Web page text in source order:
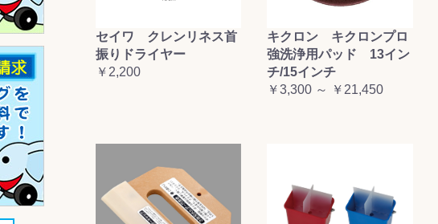
セイワ クレンリネス首
振りドライヤー
￥2,200
キクロン キクロンプロ
強洗浄用パッド 13イン
チ/15インチ
￥3,300 ～ ￥21,450